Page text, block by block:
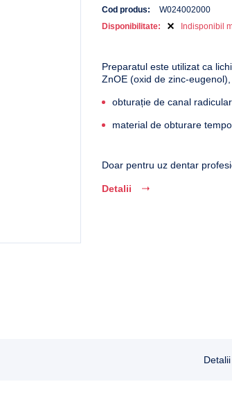
Cod produs:
W024002000
Disponibilitate:
Indisponibil
Preparatul este utilizat ca
ZnOE (oxid de zinc-
obturație de canal radicular
material de obturare
Doar pentru uz dentar
Detalii